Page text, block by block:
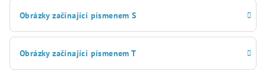
Obrázky začínající písmenem S
Obrázky začínající písmenem T